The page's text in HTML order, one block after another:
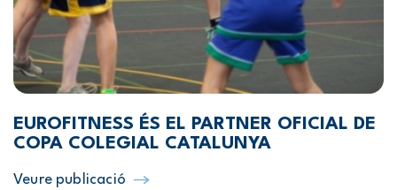
EUROFITNESS ÉS EL PARTNER OFICIAL DE
COPA COLEGIAL CATALUNYA
Veure publicació